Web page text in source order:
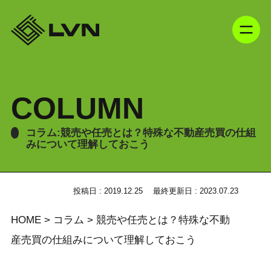
COLUMN
コラム:競売や任売とは？特殊な不動産売買の仕組
みについて理解しておこう
投稿日 : 2019.12.25 最終更新日 : 2023.07.23
HOME> コラム > 競売や任売とは？特殊な不動
産売買の仕組みについて理解しておこう